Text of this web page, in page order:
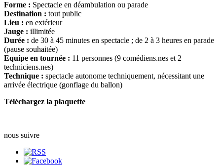
Forme : Spectacle en déambulation ou parade
Destination : tout public
Lieu : en extérieur
Jauge : illimitée
Durée : de 30 à 45 minutes en spectacle ; de 2 à 3 heures en parade
(pause souhaitée)
Equipe en tournée : 11 personnes (9 comédiens.nes et 2
techniciens.nes)
Technique : spectacle autonome techniquement, nécessitant une
arrivée électrique (gonflage du ballon)
Téléchargez la plaquette
nous suivre